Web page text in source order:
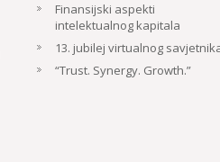
Finansijski aspekti
intelektualnog kapitala
13. jubilej virtualnog
“Trust. Synergy. Growth.”